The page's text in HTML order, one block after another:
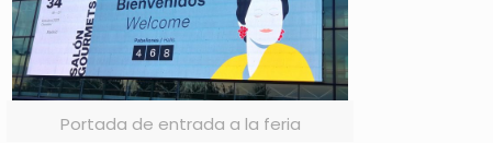
Portada de entrada a la feria